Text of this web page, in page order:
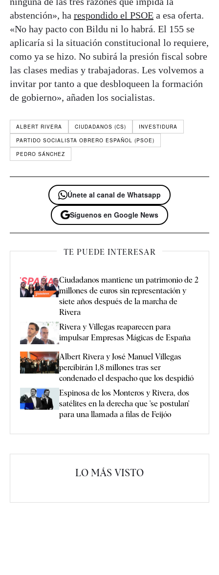
abstención», ha respondido el PSOE a esa oferta.
«No hay pacto con Bildu ni lo habrá. El 155 se
aplicaría si la situación constitucional lo requiere,
como ya se hizo. No subirá la presión fiscal sobre
las clases medias y trabajadoras. Les volvemos a
invitar por tanto a que desbloqueen la formación
de gobierno», añaden los socialistas.
ALBERT RIVERA CIUDADANOS (CS)
INVESTIDURA
PARTIDO SOCIALISTA OBRERO ESPAÑOL (PSOE)
PEDRO SÁNCHEZ
Únete al canal de Whatsapp
Síguenos en Google News
TE PUEDE INTERESAR
Ciudadanos mantiene un patrimonio de 2
millones de euros sin representación y
siete años después de la marcha de
Rivera
Rivera y Villegas reaparecen para
impulsar Empresas Mágicas de España
Albert Rivera y José Manuel Villegas
percibirán 1,8 millones tras ser
condenado el despacho que los despidió
Espinosa de los Monteros y Rivera, dos
satélites en la derecha que 'se postulan'
para una llamada a filas de Feijóo
LO MÁS VISTO